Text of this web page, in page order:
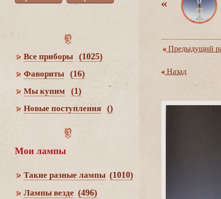
се приборы (1025)
Фавориты (16)
Мы купим (1)
Новые поступления ()
Мои лампы
Такие разные лампы (1010)
Лампы везде (496)
Предыдущий
Назад